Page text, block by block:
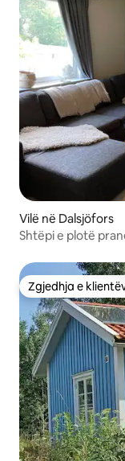
Vilë në Dalsjöfors
Shtëpi e plotë
Zgjedhja e
Zgjedhja e